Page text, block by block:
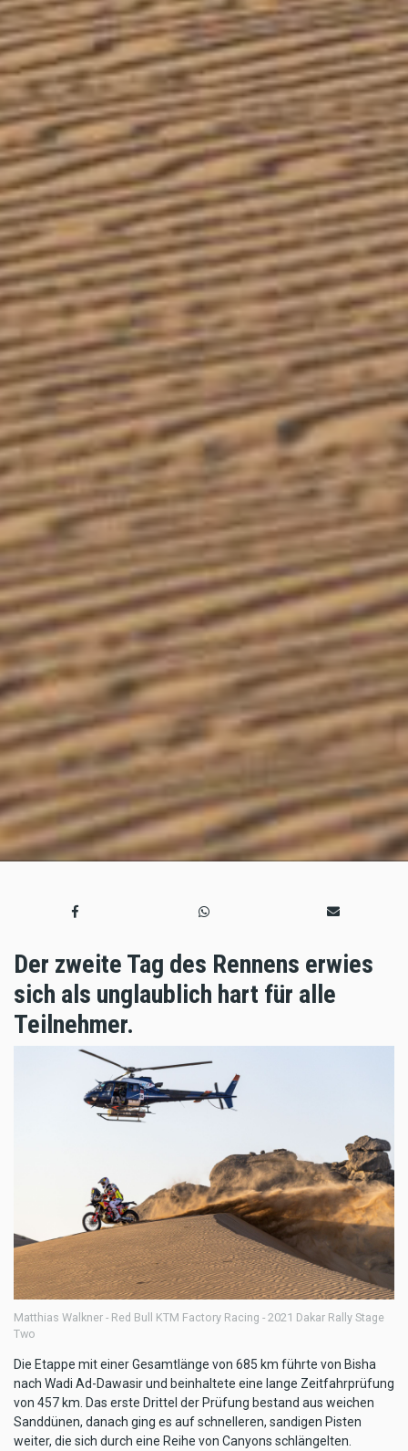
Der zweite Tag des Rennens erwies
sich als unglaublich hart für alle
Teilnehmer.
Matthias Walkner - Red Bull KTM Factory Racing - 2021 Dakar Rally Stage
Two
Die Etappe mit einer Gesamtlänge von 685 km führte von Bisha
nach Wadi Ad-Dawasir und beinhaltete eine lange Zeitfahrprüfung
von 457 km. Das erste Drittel der Prüfung bestand aus weichen
Sanddünen, danach ging es auf schnelleren, sandigen Pisten
weiter, die sich durch eine Reihe von Canyons schlängelten.